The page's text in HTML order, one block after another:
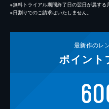
※無料トライアル期間終了日の翌日が属する
※日割りでのご請求はいたしません。
最新作のレ
ポイント